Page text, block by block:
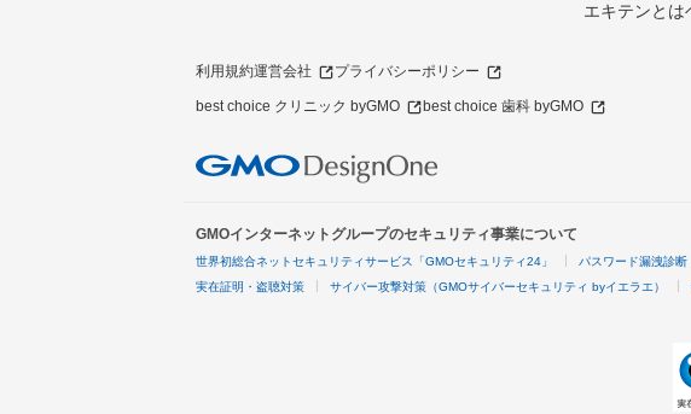
エキテンとは
利用規約運営会社 プライバシーポリシー
best choice クリニック byGMO best choice 歯科 byGMO
GMOインターネットグループのセキュリティ事業について
世界初総合ネットセキュリティサービス「GMOセキュリティ24」 パスワード漏洩診断
実在証明・盗聴対策 サイバー攻撃対策（GMOサイバーセキュリティ byイエラエ）